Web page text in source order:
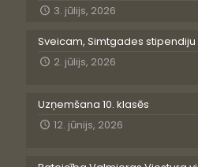
3. jūlijs, 2026
Sveicam, Simtgades
2. jūlijs, 2026
Uzņemšana 10. klasēs
12. jūnijs, 2026